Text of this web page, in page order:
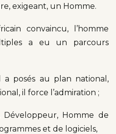
exigeant, un Homme.
convaincu, l’homme
a eu un parcours
a posés au plan national,
il force l’admiration ;
Homme de
et de logiciels,